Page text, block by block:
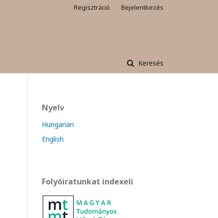
Keresés
Regisztráció Bejelentkezés
Nyelv
Hungarian
English
Folyóiratunkat indexeli